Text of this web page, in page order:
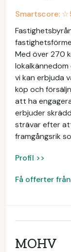
Smartscore: ☆
Med över 270
vi kan erbjuda
köp och
att ha
erbjuder
strävar efter
framgångsrik
Profil >>
Få offerter
MOHV